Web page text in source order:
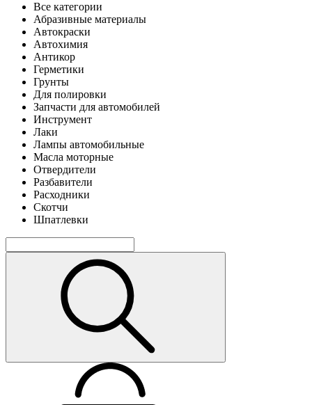
Все категории
Абразивные материалы
Автокраски
Автохимия
Антикор
Герметики
Грунты
Для полировки
Запчасти для автомобилей
Инструмент
Лаки
Лампы автомобильные
Масла моторные
Отвердители
Разбавители
Расходники
Скотчи
Шпатлевки